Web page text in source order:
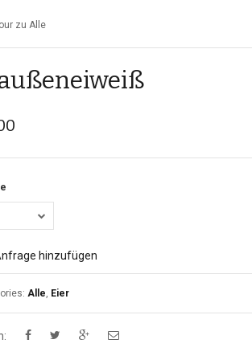
zu Alle
hinzufügen
Alle, Eier